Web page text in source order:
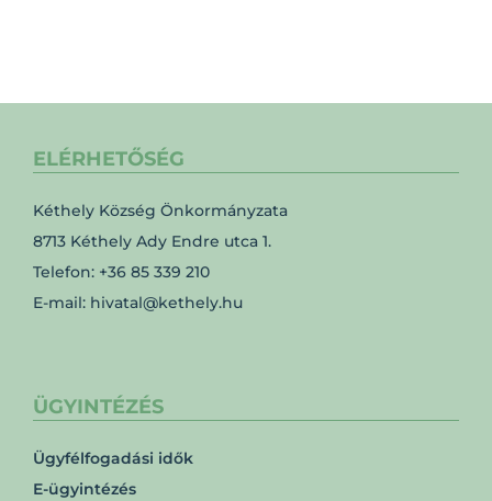
ELÉRHETŐSÉG
Kéthely Község Önkormányzata
8713 Kéthely Ady Endre utca 1.
Telefon: +36 85 339 210
E-mail: hivatal@kethely.hu
ÜGYINTÉZÉS
Ügyfélfogadási idők
E-ügyintézés